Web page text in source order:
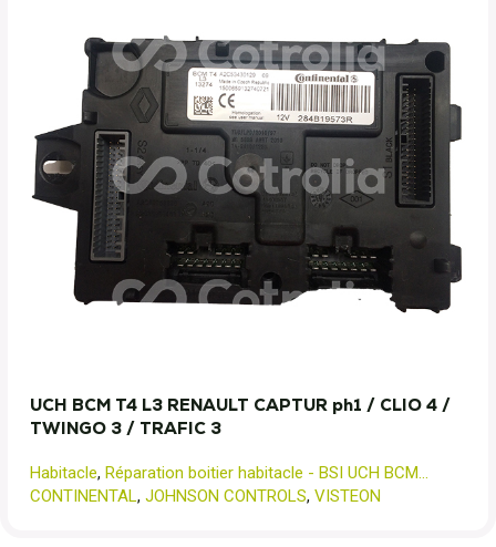
UCH BCM T4 L3 RENAULT CAPTUR ph1 / CLIO 4 /
TWINGO 3 / TRAFIC 3
Habitacle, Réparation boitier habitacle - BSI UCH BCM...
CONTINENTAL, JOHNSON CONTROLS, VISTEON